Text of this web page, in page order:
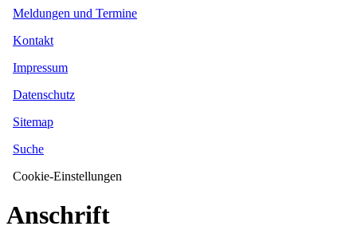
Meldungen und Termine
Kontakt
Impressum
Datenschutz
Sitemap
Suche
Cookie-Einstellungen
Anschrift